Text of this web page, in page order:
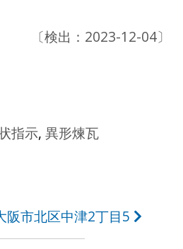
〔検出：2023-12-04〕
指示, 異形煉瓦
阪市北区中津2丁目5